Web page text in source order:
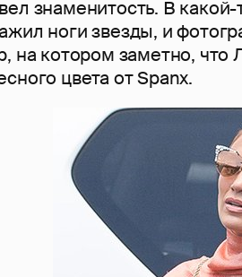
знаменитость. В
ноги звезды, и
на котором заметно,
цвета от Spanx.